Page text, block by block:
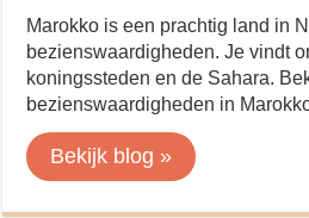
Marokko is een prachtig land in
bezienswaardigheden. Je vindt
koningssteden en de Sahara.
bezienswaardigheden in
Bekijk blog »